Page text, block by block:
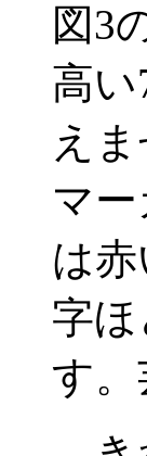
図3
高
え
マ
は
字
す。